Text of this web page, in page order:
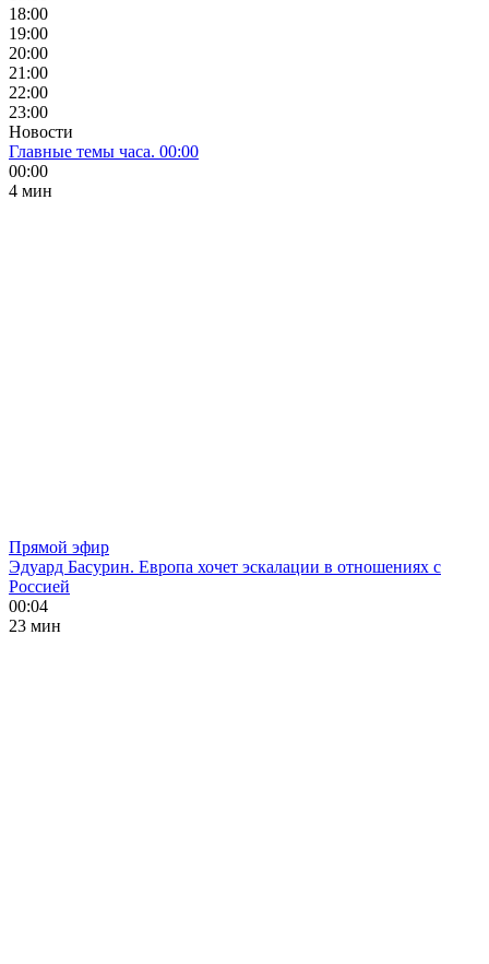
18:00
19:00
20:00
21:00
22:00
23:00
Новости
Главные темы часа. 00:00
00:00
4 мин
Прямой эфир
Эдуард Басурин. Европа хочет эскалации в отношениях с
Россией
00:04
23 мин